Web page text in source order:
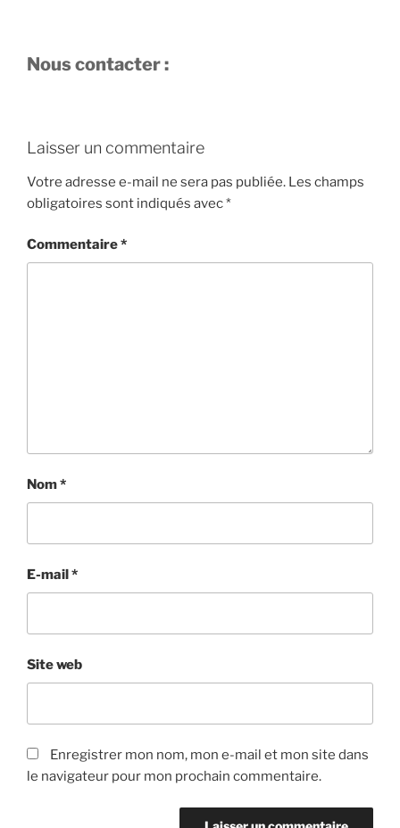
Nous contacter :
Laisser un commentaire
Votre adresse e-mail ne sera pas publiée. Les champs
obligatoires sont indiqués avec*
Commentaire*
Nom*
E-mail*
Site web
Enregistrer mon nom, mon e-mail et mon site dans
le navigateur pour mon prochain commentaire.